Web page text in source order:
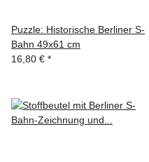
Puzzle: Historische Berliner S-
Bahn 49x61 cm
16,80 € *